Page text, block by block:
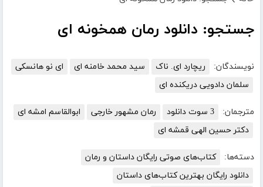
جستجو: دانلود رمان همخونه ای
نویسندگان: ریچارد ای. ناک سید محمد خامنه ای
ای نو هانسکی
سلمان دادویی دریکنده ای
مترجمان: 3 سوت دانلود رمان مشهور خارجی
ابوالقاسم امشه ای
دکتر حسین الهی قمشه ای
دسته‌ها:
کتاب‌های صوتی رایگان داستان و رمان
دانلود رایگان بهترین کتاب‌های داستان